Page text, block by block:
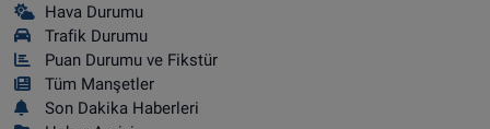
Hava Durumu
Trafik Durumu
Puan Durumu ve Fikstür
Tüm Manşetler
Son Dakika Haberleri